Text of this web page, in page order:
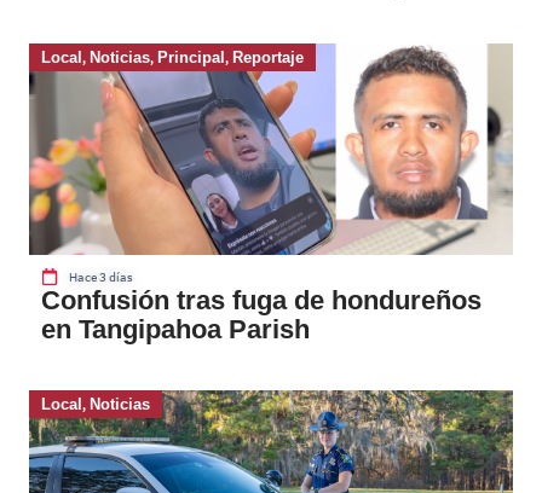
Local , Noticias, Principal , Reportaje
Hace 3 días
Confusión tras fuga de hondureños
en Tangipahoa Parish
Local , Noticias